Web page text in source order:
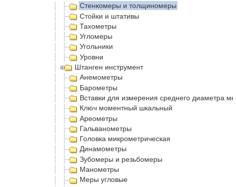
Стенкомеры и толщиномеры
Стойки и штативы
Тахометры
Угломеры
Угольники
Уровни
Штанген инструмент
Анемометры
Барометры
Вставки для измерения среднего диаметра
Ключ моментный шкальный
Ареометры
Гальванометры
Головка микрометрическая
Динамометры
Зубомеры и резьбомеры
Манометры
Меры угловые